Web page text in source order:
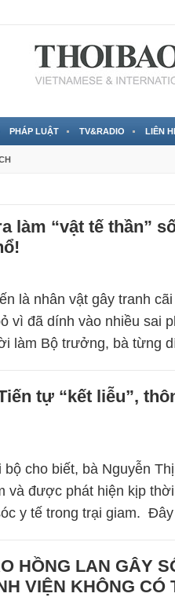
PHÁP LUẬT TV&RADIO LIÊN
làm “vật tế thần”
là nhân vật gây tranh
vì đã dính vào nhiều sai
làm Bộ trưởng, bà từng
tự “kết liễu”,
cho biết, bà Nguyễn
và được phát hiện kịp
y tế trong trại giam.
HỒNG LAN GÂY
VIỆN KHÔNG CÓ